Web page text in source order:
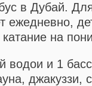
в Дубай.
ежедневно,
на
водои и 1
джакуззи,